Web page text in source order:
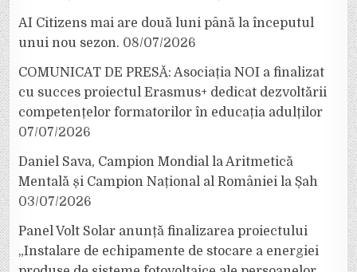
AI Citizens mai are două luni până la începutul
unui nou sezon. 08/07/2026
COMUNICAT DE PRESĂ: Asociația NOI a finalizat
cu succes proiectul Erasmus+ dedicat dezvoltării
competențelor formatorilor în educația adulților
07/07/2026
Daniel Sava, Campion Mondial la Aritmetică
Mentală și Campion Național al României la Șah
03/07/2026
Panel Volt Solar anunță finalizarea proiectului
„Instalare de echipamente de stocare a energiei